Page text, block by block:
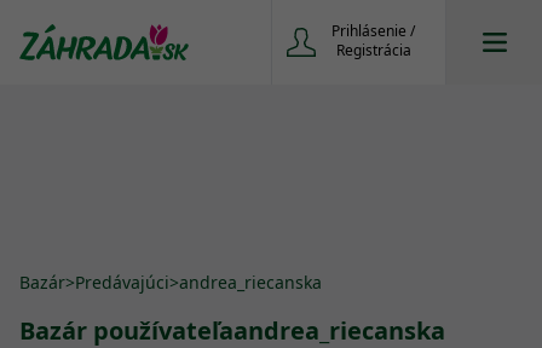
Prihlásenie /
Registrácia
Bazár>Predávajúci>andrea_riecanska
Bazár používateľaandrea_riecanska